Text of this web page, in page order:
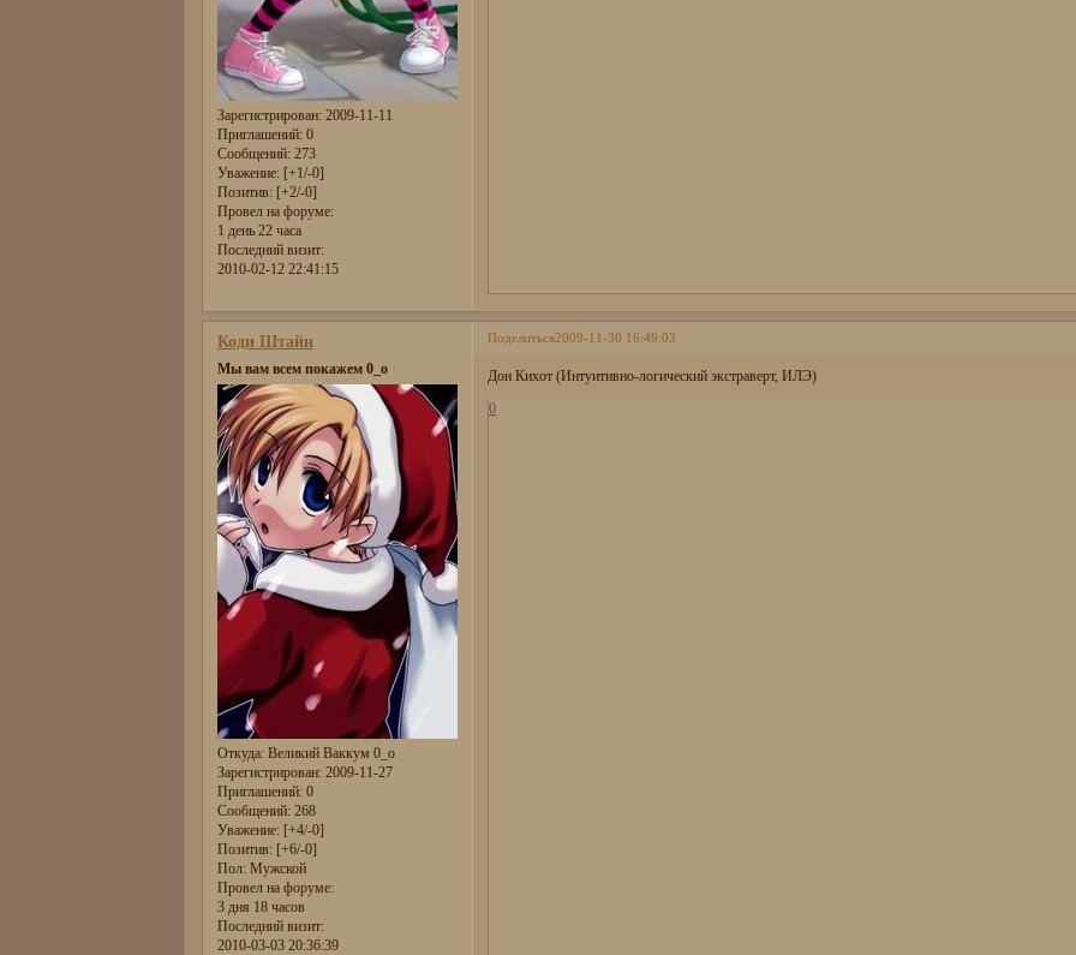
Зарегистрирован: 2009-11-11
Приглашений:0
Сообщений:273
Уважение: [+1/-0]
Позитив: [+2/-0]
Провел на форуме:
1 день 22 часа
Последний визит:
2010-02-12 22:41:15
Поделиться2009-11-30 16:49:03
Коди Штайн
Мы вам всем покажем 0_о
Откуда:Великий Ваккум 0_о
Зарегистрирован: 2009-11-27
Приглашений:0
Сообщений:268
Уважение: [+4/-0]
Позитив: [+6/-0]
Пол:Мужской
Провел на форуме:
3 дня 18 часов
Последний визит:
2010-03-03 20:36:39
Дон Кихот (Интуитивно-логический экстраверт, ИЛЭ)
0